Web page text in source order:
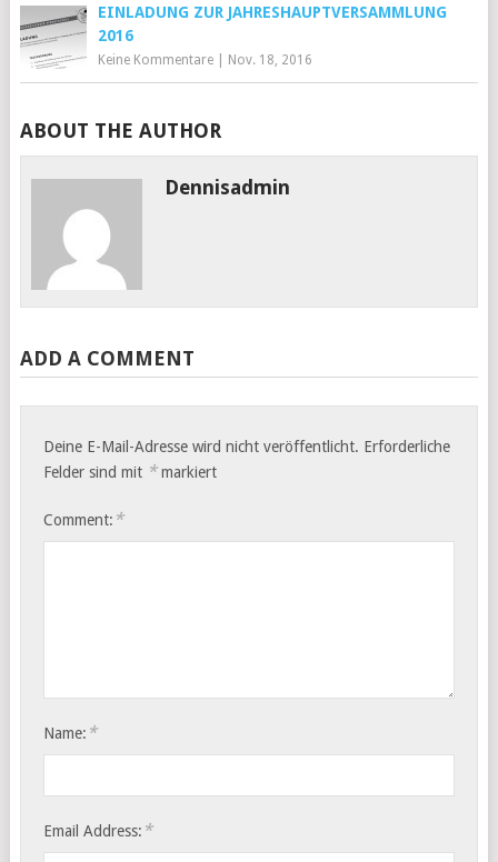
EINLADUNG ZUR JAHRESHAUPTVERSAMMLUNG
2016
Keine Kommentare| Nov. 18, 2016
ABOUT THE AUTHOR
Dennisadmin
ADD A COMMENT
Deine E-Mail-Adresse wird nicht veröffentlicht. Erforderliche
Felder sind mit *markiert
Comment: *
Name: *
Email Address: *